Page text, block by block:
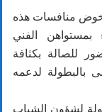
لخوض منافسات هذه
بمستواهن الفني
للصالة بكثافة
بالبطولة لدعمه
لشؤون الشباب